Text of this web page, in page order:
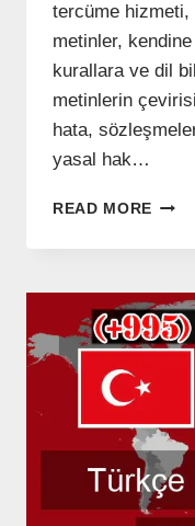
tercüme hizmeti,
metinler,
kurallara ve dil
metinlerin
hata,
yasal hak…
READ MORE
577
546